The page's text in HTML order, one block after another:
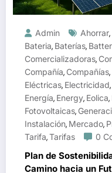
Admin Ahorrar,
Bateria, Baterías,
Comercializadoras,
Compañía, Compañías,
Eléctricas, Electricidad,
Energía, Energy, Eolica,
Fotovoltaicas,
Instalación, Mercado,
Tarifa,Tarifas 0
Plan de
Camino hacia un